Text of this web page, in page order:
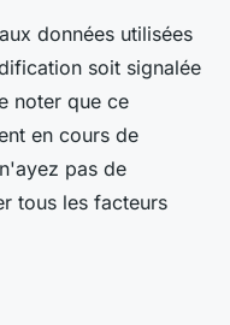
données utilisées
soit signalée
noter que ce
en cours de
pas de
tous les facteurs